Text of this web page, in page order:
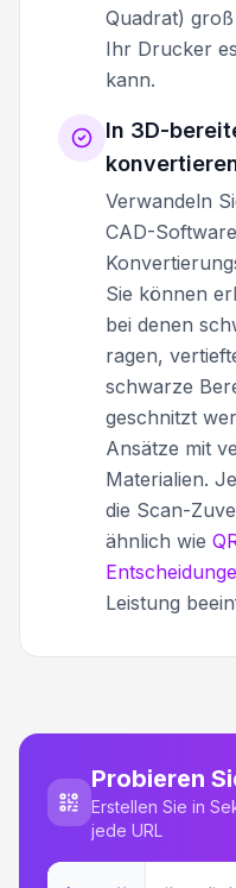
Quadrat)
Ihr Drucker
kann.
In 3D-
Verwandeln
CAD-
Sie können
bei denen
ragen,
schwarze
geschnitzt
Ansätze mit
Materialien.
die Scan-
ähnlich wie
Leistung
Probieren
Erstellen Sie in
jede URL